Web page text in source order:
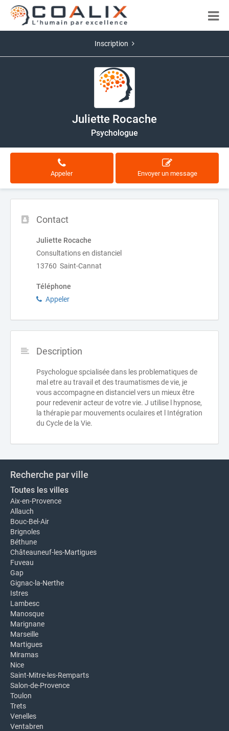
Inscription
Juliette Rocache
Psychologue
Appeler Envoyer un message
Contact
Juliette Rocache
Consultations en distanciel
13760 Saint-Cannat
Téléphone
Appeler
Description
Psychologue spcialisée dans les problematiques de
mal etre au travail et des traumatismes de vie, je
vous accompagne en distanciel vers un mieux être
pour redevenir acteur de votre vie. J utilise l hypnose,
la thérapie par mouvements oculaires et l Intégration
du Cycle de la Vie.
Recherche par ville
Toutes les villes
Aix-en-Provence
Allauch
Bouc-Bel-Air
Brignoles
Béthune
Châteauneuf-les-Martigues
Fuveau
Gap
Gignac-la-Nerthe
Istres
Lambesc
Manosque
Marignane
Marseille
Martigues
Miramas
Nice
Saint-Mitre-les-Remparts
Salon-de-Provence
Toulon
Trets
Venelles
Ventabren